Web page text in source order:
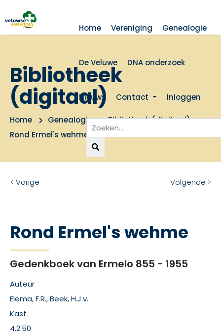
Home Vereniging Genealogie
De Veluwe DNA onderzoek
Nieuws Contact Inloggen
Bibliotheek
(digitaal)
Home Genealogie
Bibliotheek (digitaal)
Rond Ermel's wehme
< Vorige Volgende >
Rond Ermel's wehme
Gedenkboek van Ermelo 855 - 1955
Auteur
Elema, F.R., Beek, H.J.v.
Kast
4.2.50